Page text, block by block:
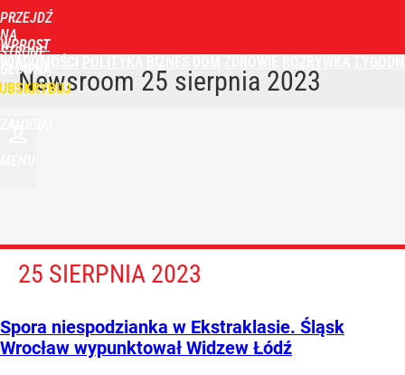
PRZEJDŹ
NA
STRONĘ
GŁÓWNĄ
WPROST
Newsroom 25 sierpnia 2023
25 SIERPNIA 2023
Spora niespodzianka w Ekstraklasie. Śląsk
Wrocław wypunktował Widzew Łódź